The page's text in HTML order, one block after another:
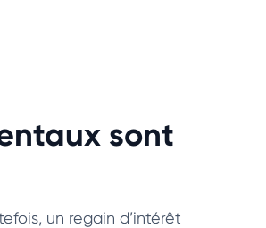
sont
un regain d’intérêt